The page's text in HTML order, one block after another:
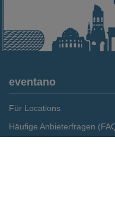
eventano
Für Locations
Häufige Anbieterfragen